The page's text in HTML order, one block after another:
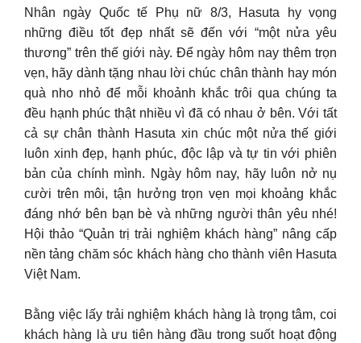
Nhân ngày Quốc tế Phụ nữ 8/3, Hasuta hy vọng
những điều tốt đẹp nhất sẽ đến với “một nửa yêu
thương” trên thế giới này. Để ngày hôm nay thêm trọn
vẹn, hãy dành tặng nhau lời chúc chân thành hay món
quà nho nhỏ để mỗi khoảnh khắc trôi qua chúng ta
đều hạnh phúc thật nhiều vì đã có nhau ở bên. Với tất
cả sự chân thành Hasuta xin chúc một nửa thế giới
luôn xinh đẹp, hạnh phúc, độc lập và tự tin với phiên
bản của chính mình. Ngày hôm nay, hãy luôn nở nụ
cười trên môi, tận hưởng trọn vẹn mọi khoảng khắc
đáng nhớ bên bạn bè và những người thân yêu nhé!
Hội thảo “Quản trị trải nghiệm khách hàng” nâng cấp
nền tảng chăm sóc khách hàng cho thành viên Hasuta
Việt Nam.
Bằng việc lấy trải nghiệm khách hàng là trọng tâm, coi
khách hàng là ưu tiên hàng đầu trong suốt hoạt động